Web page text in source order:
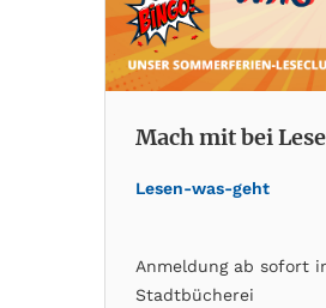
Mach mit bei
Lesen-was-geht
Anmeldung ab sofort
Stadtbücherei